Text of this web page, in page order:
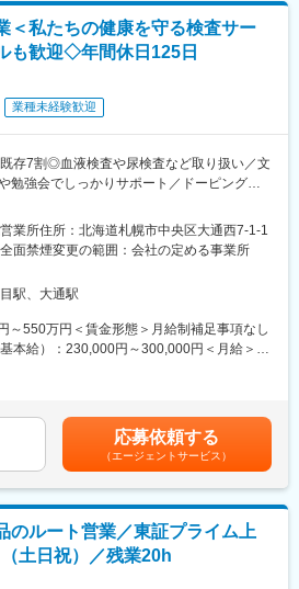
ら3年目まではシフトが1パターン追加とな
りシフト時間帯が若干変更となる場合あり
める業務
ンジできる環境です。
構成されており、年齢も20代～50代まで幅
。
て、インフラ領域のスペシャリストとして技
チームを牽引するマネジメントへのステッ
度なので、ワークライフバランスを重視す
モートワークも業務に応じて可能ですの
も実現可能です。
す。
えるトータルサービス事業を展開していま
療サービスの提供を目指し、医薬連携によ
ビスの提供を行っております。
472店舗を展開、医薬品ネットワーク加盟
11,678件（2025年11月末）を全国各地で
。
める業務
＜私たちの健康を守る検査サー
も歓迎◇年間休日125日
業種未経験歓迎
既存7割◎血液検査や尿検査など取り扱い／文
勉強会でしっかりサポート／ドーピング検
床検査（血液検査や尿検査など）受託サー
ます。
サービスについて＞
速な“診断”を行うための第一歩となるのが、
気の予防や早期発見、治療に貢献しており
医療機関への定期訪問
報提供、顧客のニーズに合わせた検査方法や
ターフォローなどを行います。
業所住所：北海道札幌市中央区大通西7-1-1
面禁煙変更の範囲：会社の定める事業所
駅、大通駅
～550万円＜賃金形態＞月給制補足事項なし
本給）：230,000円～300,000円＜月給＞
上下する可能性があります。月給(月額)は固定
。
応募依頼する
（エージェントサービス）
のルート営業／東証プライム上
土日祝）／残業20h